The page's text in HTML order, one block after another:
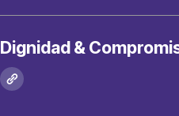
Dignidad &